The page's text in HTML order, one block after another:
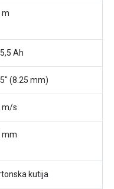
m
Ah
(8.25 mm)
m/s
mm
kutija